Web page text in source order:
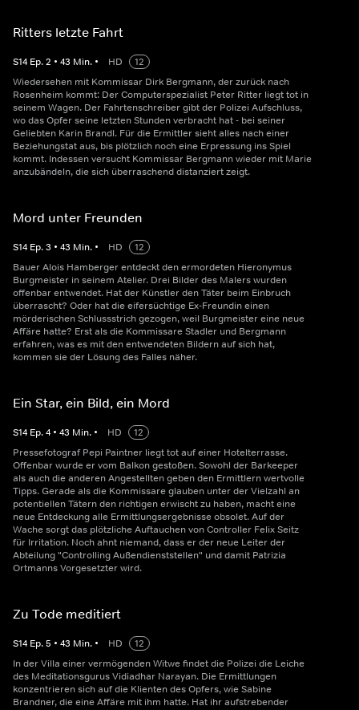
Ritters letzte Fahrt
S14 Ep.2 • 43 Min. • HD
12
Wiedersehen mit Kommissar Dirk Bergmann, der zurück nach
Rosenheim kommt: Der Computerspezialist Peter Ritter liegt tot in
seinem Wagen. Der Fahrtenschreiber gibt der Polizei Aufschluss,
wo das Opfer seine letzten Stunden verbracht hat - bei seiner
Geliebten Karin Brandl. Für die Ermittler sieht alles nach einer
Beziehungstat aus, bis plötzlich noch eine Erpressung ins Spiel
kommt. Indessen versucht Kommissar Bergmann wieder mit Marie
anzubändeln, die sich überraschend distanziert zeigt.
Mord unter Freunden
S14 Ep.3 • 43 Min. • HD
12
Bauer Alois Hamberger entdeckt den ermordeten Hieronymus
Burgmeister in seinem Atelier. Drei Bilder des Malers wurden
offenbar entwendet. Hat der Künstler den Täter beim Einbruch
überrascht? Oder hat die eifersüchtige Ex-Freundin einen
mörderischen Schlussstrich gezogen, weil Burgmeister eine neue
Affäre hatte? Erst als die Kommissare Stadler und Bergmann
erfahren, was es mit den entwendeten Bildern auf sich hat,
kommen sie der Lösung des Falles näher.
Ein Star, ein Bild, ein Mord
S14 Ep.4 • 43 Min. • HD
12
Pressefotograf Pepi Paintner liegt tot auf einer Hotelterrasse.
Offenbar wurde er vom Balkon gestoßen. Sowohl der Barkeeper
als auch die anderen Angestellten geben den Ermittlern wertvolle
Tipps. Gerade als die Kommissare glauben unter der Vielzahl an
potentiellen Tätern den richtigen erwischt zu haben, macht eine
neue Entdeckung alle Ermittlungsergebnisse obsolet. Auf der
Wache sorgt das plötzliche Auftauchen von Controller Felix Seitz
für Irritation. Noch ahnt niemand, dass er der neue Leiter der
Abteilung "Controlling Außendienststellen" und damit Patrizia
Ortmanns Vorgesetzter wird.
Zu Tode meditiert
S14 Ep.5 • 43 Min. • HD
12
In der Villa einer vermögenden Witwe findet die Polizei die Leiche
des Meditationsgurus Vidiadhar Narayan. Die Ermittlungen
konzentrieren sich auf die Klienten des Opfers, wie Sabine
Brandner, die eine Affäre mit ihm hatte. Hat ihr aufstrebender